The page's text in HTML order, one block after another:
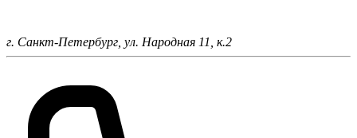
г. Санкт-Петербург, ул. Народная 11, к.2